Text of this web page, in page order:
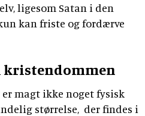
ligesom Satan i den
kan friste og fordærve
kristendommen
magt ikke noget fysisk
størrelse, der findes i